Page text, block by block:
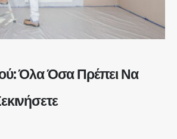
Όλα Όσα Πρέπει Να